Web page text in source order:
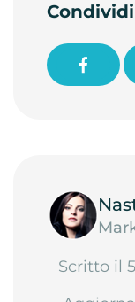
Scritto il